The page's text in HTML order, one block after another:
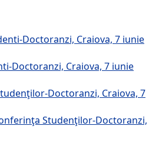
Doctoranzi, Craiova, 7 iunie
Doctoranzi, Craiova, 7 iunie
Doctoranzi, Craiova, 7
Studenţilor-Doctoranzi,